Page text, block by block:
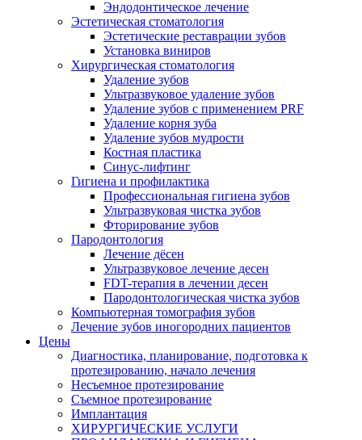
Эндодонтическое лечение
Эстетическая стоматология
Эстетические реставрации зубов
Установка виниров
Хирургическая стоматология
Удаление зубов
Ультразвуковое удаление зубов
Удаление зубов с применением PRF
Удаление корня зуба
Удаление зубов мудрости
Костная пластика
Синус-лифтинг
Гигиена и профилактика
Профессиональная гигиена зубов
Ультразвуковая чистка зубов
Фторирование зубов
Пародонтология
Лечение дёсен
Ультразвуковое лечение десен
FDT-терапия в лечении десен
Пародонтологическая чистка зубов
Компьютерная томография зубов
Лечение зубов иногородних пациентов
Цены
Диагностика, планирование, подготовка к
протезированию, начало лечения
Несъемное протезирование
Съемное протезирование
Имплантация
ХИРУРГИЧЕСКИЕ УСЛУГИ